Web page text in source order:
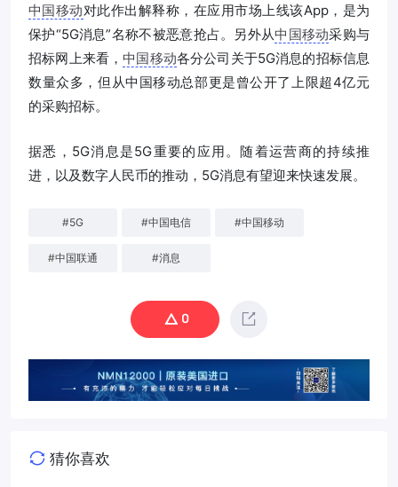
中国移动对此作出解释称，在应用市场上线该App，是为
保护“5G消息”名称不被恶意抢占。另外从中国移动采购与
招标网上来看，中国移动各分公司关于5G消息的招标信息
数量众多，但从中国移动总部更是曾公开了上限超4亿元
的采购招标。
据悉，5G消息是5G重要的应用。随着运营商的持续推
进，以及数字人民币的推动，5G消息有望迎来快速发展。
#5G #中国电信 #中国移动
#中国联通 #消息
0
猜你喜欢